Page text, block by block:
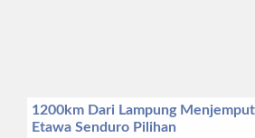
1200km Dari Lampung
Etawa Senduro Pilihan